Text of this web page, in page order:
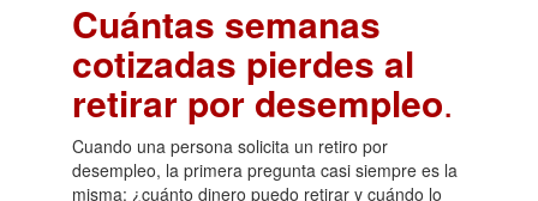
Cuántas semanas
cotizadas pierdes al
retirar por desempleo.
Cuando una persona solicita un retiro por
desempleo, la primera pregunta casi siempre es la
misma: ¿cuánto dinero puedo retirar y cuándo lo